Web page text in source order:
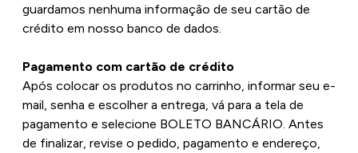
guardamos nenhuma informação de seu cartão de
crédito em nosso banco de dados.
Pagamento com cartão de crédito
Após colocar os produtos no carrinho, informar seu e-
mail, senha e escolher a entrega, vá para a tela de
pagamento e selecione BOLETO BANCÁRIO. Antes
de finalizar, revise o pedido, pagamento e endereço,